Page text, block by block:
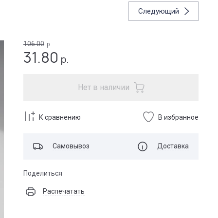
Следующий
106.00 р.
31.80 р.
Нет в наличии
К сравнению В избранное
Самовывоз Доставка
Поделиться
Распечатать